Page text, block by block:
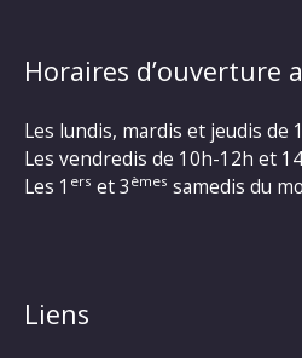
Horaires d’ouverture
Les lundis, mardis et jeudis de
Les vendredis de 10h-12h et
Les 1 ers et 3 èmes samedis du
Liens